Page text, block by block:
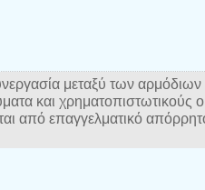
μεταξύ των
και
από επαγγελματικό